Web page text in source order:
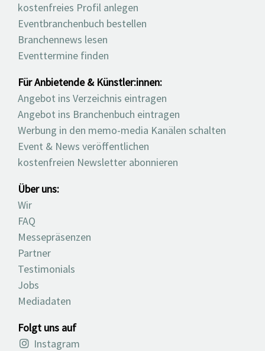
kostenfreies Profil anlegen
Eventbranchenbuch bestellen
Branchennews lesen
Eventtermine finden
Für Anbietende & Künstler:innen:
Angebot ins Verzeichnis eintragen
Angebot ins Branchenbuch eintragen
Werbung in den memo-media Kanälen schalten
Event & News veröffentlichen
kostenfreien Newsletter abonnieren
Über uns:
Wir
FAQ
Messepräsenzen
Partner
Testimonials
Jobs
Mediadaten
Folgt uns auf
Instagram